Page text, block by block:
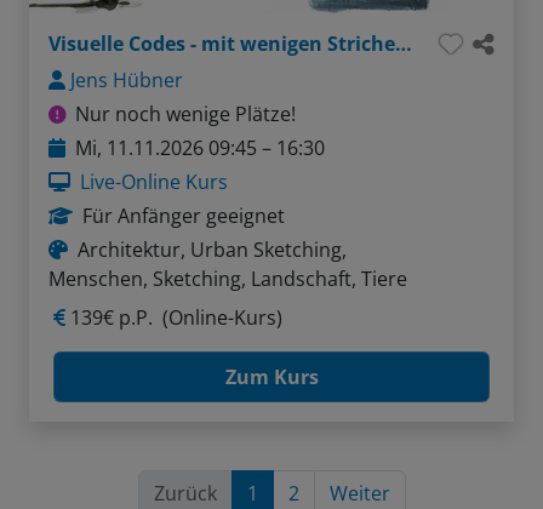
Visuelle Codes - mit wenigen Strichen die Welt erfassen
Jens Hübner
Nur noch wenige Plätze!
Mi, 11.11.2026 09:45 – 16:30
Live-Online Kurs
Für Anfänger geeignet
Architektur, Urban Sketching,
Menschen, Sketching, Landschaft, Tiere
139€ p.P. (Online-Kurs)
Zum Kurs
Zurück 1 2 Weiter